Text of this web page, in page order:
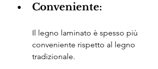
Conveniente:
Il legno laminato è spesso più
conveniente rispetto al legno
tradizionale.